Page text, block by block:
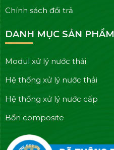
Chính sách đổi trả
DANH MỤC SẢN PHẨM
Modul xử lý nước thải
Hệ thống xử lý nước thải
Hệ thống xử lý nước cấp
Bồn composite